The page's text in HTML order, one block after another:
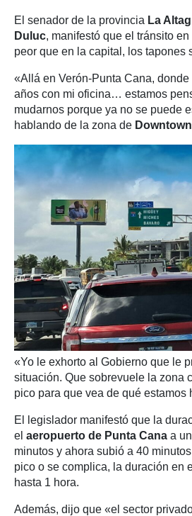
El senador de la provincia La
Duluc, manifestó que el tránsito en
peor que en la capital, los tapones
«Allá en Verón-Punta Cana,
años con mi oficina… estamos
mudarnos porque ya no se puede
hablando de la zona de Downtown
«Yo le exhorto al Gobierno que le
situación. Que sobrevuele la zona
pico para que vea de qué estamos
El legislador manifestó que la
el aeropuerto de Punta Cana a
minutos y ahora subió a 40
pico o se complica, la duración en
hasta 1 hora.
Además, dijo que «el sector